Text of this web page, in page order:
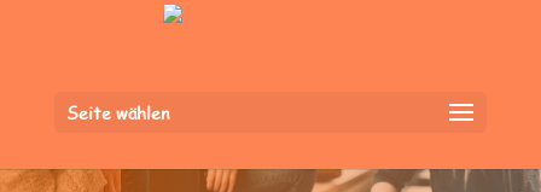
Seite wählen